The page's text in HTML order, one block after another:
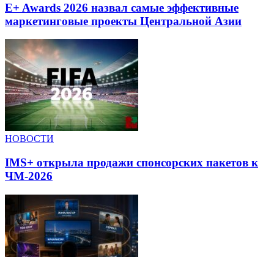
E+ Awards 2026 назвал самые эффективные
маркетинговые проекты Центральной Азии
НОВОСТИ
IMS+ открыла продажи спонсорских пакетов к
ЧМ-2026